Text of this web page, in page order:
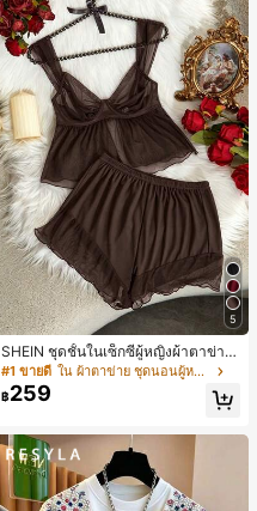
5
SHEIN ชุดชั้นในเซ็กซี่ผู้หญิงผ้าตาข่าย
มีโครงคัพบาง
#1 ขายดี ใน ผ้าตาข่าย ชุดนอนผู้หญิง
฿259